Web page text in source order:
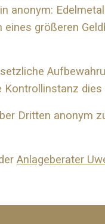
anonym:
größeren
dies
Dritten anonym
Anlageberater